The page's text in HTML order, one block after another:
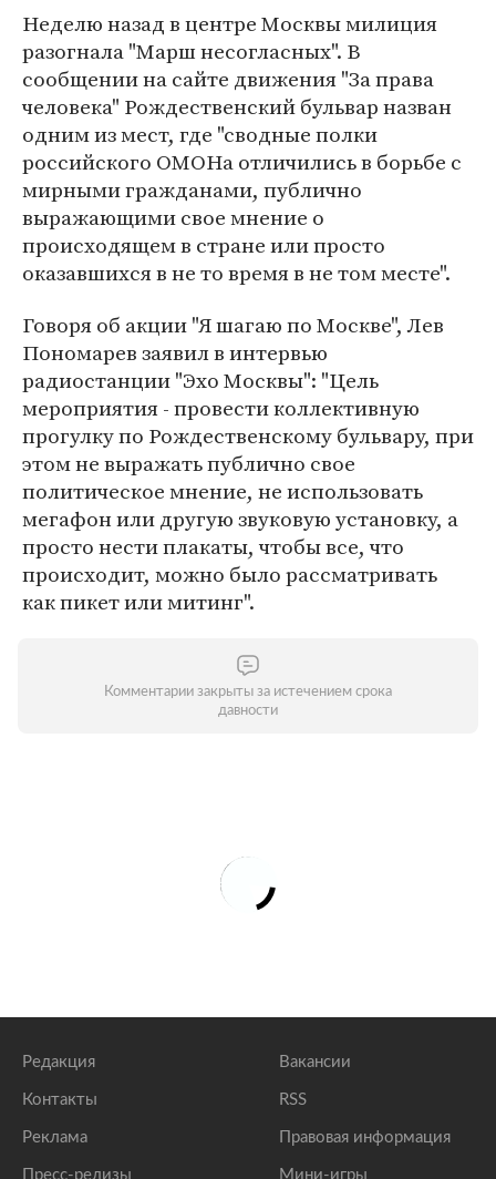
Неделю назад в центре Москвы милиция
разогнала "Марш несогласных". В
сообщении на сайте движения "За права
человека" Рождественский бульвар назван
одним из мест, где "сводные полки
российского ОМОНа отличились в борьбе с
мирными гражданами, публично
выражающими свое мнение о
происходящем в стране или просто
оказавшихся в не то время в не том месте".
Говоря об акции "Я шагаю по Москве", Лев
Пономарев заявил в интервью
радиостанции "Эхо Москвы": "Цель
мероприятия - провести коллективную
прогулку по Рождественскому бульвару, при
этом не выражать публично свое
политическое мнение, не использовать
мегафон или другую звуковую установку, а
просто нести плакаты, чтобы все, что
происходит, можно было рассматривать
как пикет или митинг".
Комментарии закрыты за истечением срока
давности
Редакция
Контакты
Реклама
Пресс-релизы
Вакансии
RSS
Правовая информация
Мини-игры